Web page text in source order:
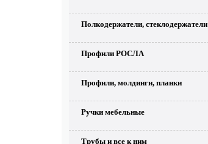
Полкодержатели, стеклодержатели
Профили РОСЛА
Профили, молдинги, планки
Ручки мебельные
Трубы и все к ним